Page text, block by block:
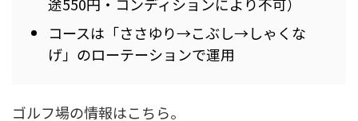
コースは「ささゆり→こぶし→しゃくな
げ」のローテーションで運用
ゴルフ場の情報はこちら。